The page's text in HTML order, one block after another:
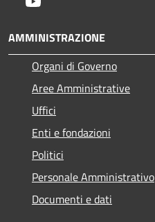
AMMINISTRAZIONE
Organi di Governo
Aree Amministrative
Uffici
Enti e fondazioni
Politici
Personale Amministrativo
Documenti e dati